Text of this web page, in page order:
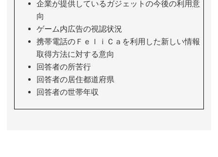
企業が提供しているガジェットの今後の利用意
向
ゲーム内広告の視認状況
携帯電話のＦｅｌｉＣａを利用した新しい情報
取得方法に対する意向
回答者の所苦行
回答者の居住都道府県
回答者の世帯年収